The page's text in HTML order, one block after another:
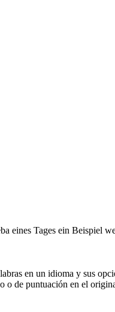
eines Tages ein Beispiel
en un idioma y sus
o de puntuación en el